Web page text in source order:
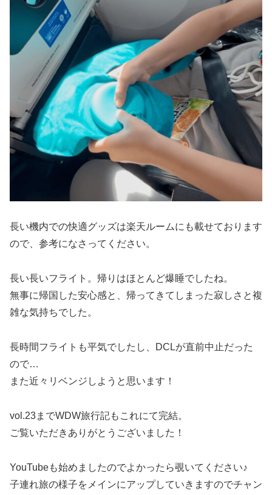
長い機内での快適グッズは楽天ルームにも載せております
ので、参考になさってください。
長い長いフライト。帰りはほとんど爆睡でしたね。
無事に帰国した安心感と、帰ってきてしまった寂しさと複
雑な気持ちでした。
長時間フライトも平気でしたし、DCLが直前中止だった
ので…
また近々リベンジしようと思います！
vol.23までWDW旅行記もこれにて完結。
ご覧いただきありがとうございました！
YouTubeも始めましたのでよかったら覗いてください♪
子連れ旅の様子をメインにアップしていきますのでチャン